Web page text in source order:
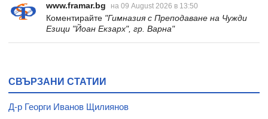
www.framar.bg на 09 August 2026 в 13:50
Коментирайте "Гимназия с Преподаване на Чужди
Езици "Йоан Екзарх", гр. Варна"
СВЪРЗАНИ СТАТИИ
Д-р Георги Иванов Щилиянов